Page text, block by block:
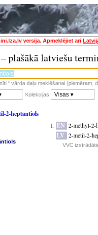
versija. Apmeklējiet arī
plašākā latviešu
* vārda daļu meklēšanai (piemēram,
Kolekcijas: Visas ▾
2-heptāntiols
EN 2-methyl-2-
LV 2-metil-2-
VVC